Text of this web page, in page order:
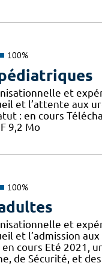
100%
et
et l’attente aux
: en cours
9,2 Mo
100%
et
et l’admission
cours Eté 2021,
de Sécurité, et